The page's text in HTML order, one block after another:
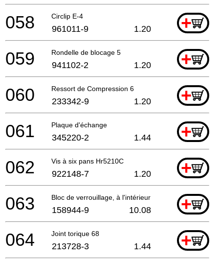
Circlip E-4 +
058 961011-9 1.20
Rondelle de blocage 5 +
059 941102-2 1.20
Ressort de Compression 6 +
060 233342-9 1.20
Plaque d'échange +
061 345220-2 1.44
Vis à six pans Hr5210C +
062 922148-7 1.20
Bloc de verrouillage, à l'intérieur +
063 158944-9 10.08
Joint torique 68 +
064 213728-3 1.44